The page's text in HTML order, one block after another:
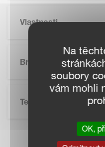
Vlastnosti
Brožura
Technické Údaje
Na
soubory
vám mohli
OK,